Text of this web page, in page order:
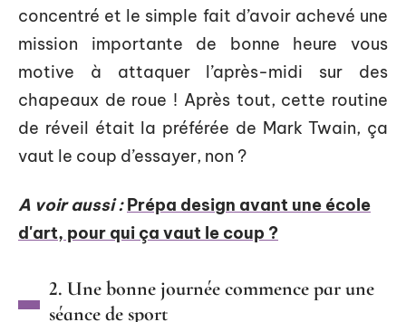
concentré et le simple fait d’avoir achevé une
mission importante de bonne heure vous
motive à attaquer l’après-midi sur des
chapeaux de roue ! Après tout, cette routine
de réveil était la préférée de Mark Twain, ça
vaut le coup d’essayer, non ?
A voir aussi : Prépa design avant une école
d'art, pour qui ça vaut le coup ?
2. Une bonne journée commence par une
séance de sport